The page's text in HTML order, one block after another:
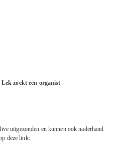
zoekt een organist
uitgezonden en kunnen ook naderhand
deze link: